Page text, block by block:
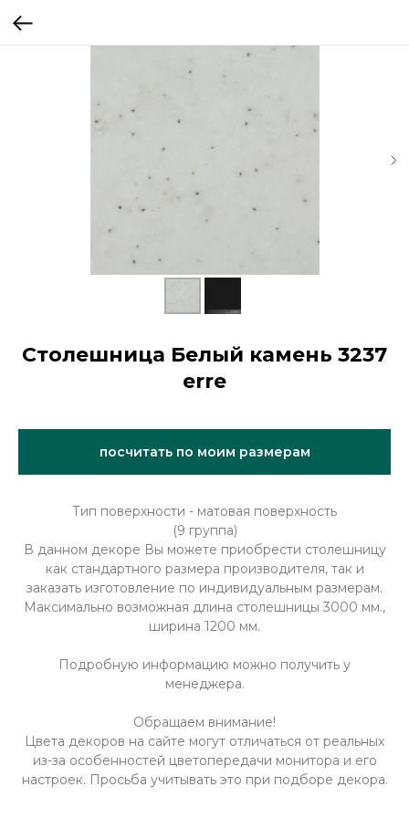
Столешница Белый камень 3237
erre
посчитать по моим размерам
Тип поверхности - матовая поверхность
(9 группа)
В данном декоре Вы можете приобрести столешницу
как стандартного размера производителя, так и
заказать изготовление по индивидуальным размерам.
Максимально возможная длина столешницы 3000 мм.,
ширина 1200 мм.
Подробную информацию можно получить у
менеджера.
Обращаем внимание!
Цвета декоров на сайте могут отличаться от реальных
из-за особенностей цветопередачи монитора и его
настроек. Просьба учитывать это при подборе декора.